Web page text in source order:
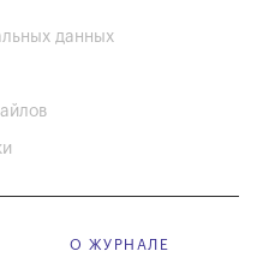
данных
О ЖУРНАЛЕ